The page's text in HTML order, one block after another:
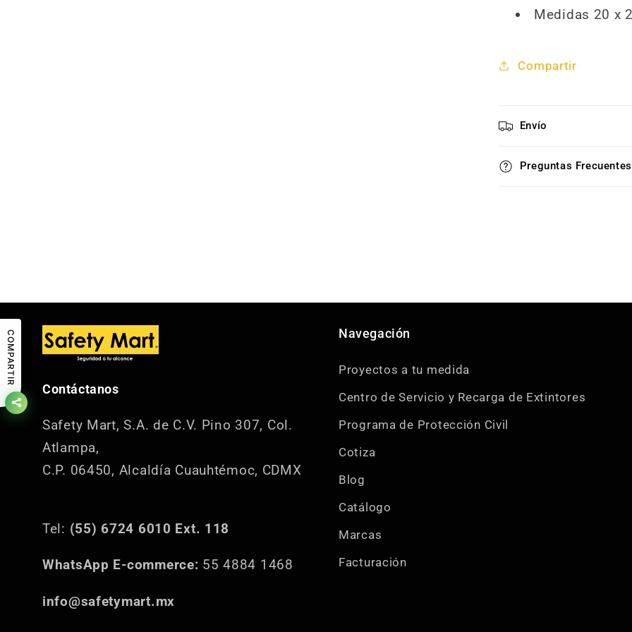
Medidas 20 x
Compartir
Envío
Preguntas Frecuentes
Contáctanos
Safety Mart, S.A. de C.V. Pino 307, Col.
Atlampa,
C.P. 06450, Alcaldía Cuauhtémoc, CDMX
Tel: (55) 6724 6010 Ext. 118
WhatsApp E-commerce: 55 4884 1468
info@safetymart.mx
Navegación
Proyectos a tu medida
Centro de Servicio y Recarga de Extintores
Programa de Protección Civil
Cotiza
Blog
Catálogo
Marcas
Facturación
COMPARTIR